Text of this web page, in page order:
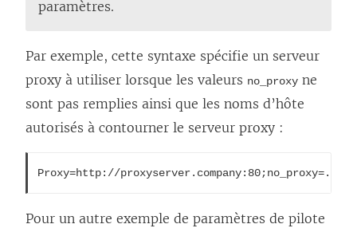
paramètres.
Par exemple, cette syntaxe spécifie un serveur
proxy à utiliser lorsque les valeurs no_proxy ne
sont pas remplies ainsi que les noms d’hôte
autorisés à contourner le serveur proxy :
Proxy=http://
Pour un autre exemple de paramètres de pilote